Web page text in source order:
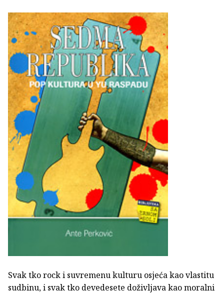
Svak tko rock i suvremenu kulturu osjeća kao vlastitu
sudbinu, i svak tko devedesete doživljava kao moralni